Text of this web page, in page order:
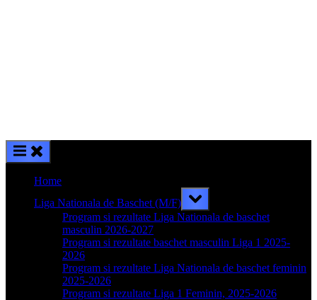
Home
Liga Nationala de Baschet (M/F)
Toggle
sub-
menu
Program si rezultate Liga Nationala de baschet
masculin 2026-2027
Program si rezultate baschet masculin Liga 1 2025-
2026
Program si rezultate Liga Nationala de baschet feminin
2025-2026
Program si rezultate Liga 1 Feminin, 2025-2026